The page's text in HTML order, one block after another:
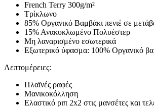
French Terry 300g/m²
Τρίκλωνο
85% Οργανικό Βαμβάκι πενιέ σε
15% Ανακυκλωμένο Πολυέστερ
Μη λαναρισμένο εσωτερικά
Εξωτερικό ύφασμα: 100% Οργανικό
Λεπτομέρειες:
Πλαϊνές ραφές
Μανικοκόλληση
Ελαστικό ριπ 2x2 στις μανσέτες και